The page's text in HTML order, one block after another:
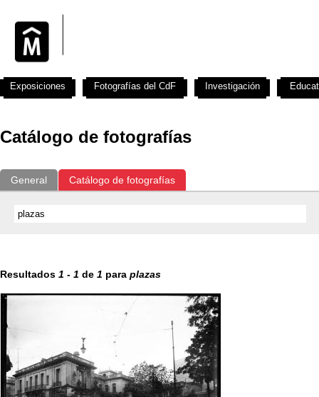
Catálogo de fotografías
General Catálogo de fotografías
Resultados 1 - 1 de 1 para plazas
Exposiciones Fotografías del CdF Investigación